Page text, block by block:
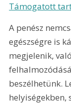
Támogatott
A penész
egészségre is
megjelenik,
beszélhetünk.